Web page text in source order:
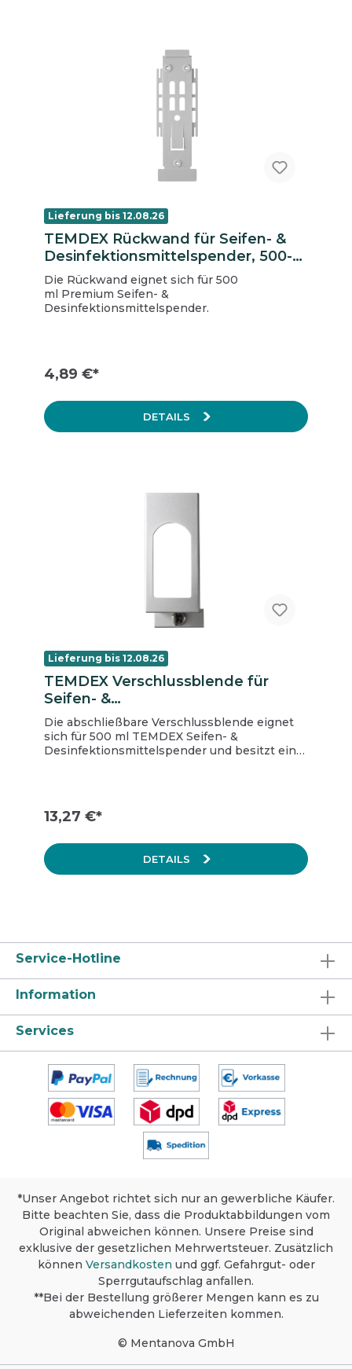
Lieferung bis 12.08.26
TEMDEX Rückwand für Seifen- &
Desinfektionsmittelspender, 500-
ml,
Die Rückwand eignet sich für 500
ml Premium Seifen- &
Desinfektionsmittelspender.
4,89 €*
DETAILS
Lieferung bis 12.08.26
TEMDEX Verschlussblende für
Seifen- &
Desinfektionsmittelspender, mit
Sichtfenster, für 500-ml Spender
Die abschließbare Verschlussblende eignet
sich für 500 ml TEMDEX Seifen- &
Desinfektionsmittelspender und besitzt ein
13,27 €*
DETAILS
Service-Hotline
Information
Services
*Unser Angebot richtet sich nur an gewerbliche Käufer.
Bitte beachten Sie, dass die Produktabbildungen vom
Original abweichen können. Unsere Preise sind
exklusive der gesetzlichen Mehrwertsteuer. Zusätzlich
können Versandkosten und ggf. Gefahrgut- oder
Sperrgutaufschlag anfallen.
**Bei der Bestellung größerer Mengen kann es zu
abweichenden Lieferzeiten kommen.
© Mentanova GmbH